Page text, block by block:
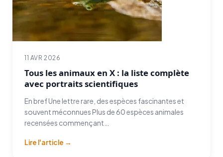
11 AVR 2026
Tous les animaux en X : la liste complète
avec portraits scientifiques
En bref Une lettre rare, des espèces fascinantes et
souvent méconnues Plus de 60 espèces animales
recensées commençant…
Lire l'article →